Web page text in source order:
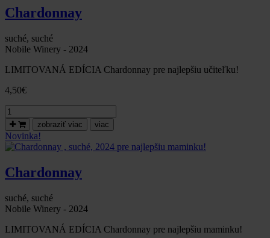
Nobile
2022
Chardonnay
suché, suché
Nobile Winery - 2024
LIMITOVANÁ EDÍCIA Chardonnay pre najlepšiu učiteľku!
4,50€
množstvo
Chardonnay,
suché,
2024-
pre
pani
zobraziť viac viac
Novinka!
Chardonnay
suché, suché
Nobile Winery - 2024
LIMITOVANÁ EDÍCIA Chardonnay pre najlepšiu maminku!